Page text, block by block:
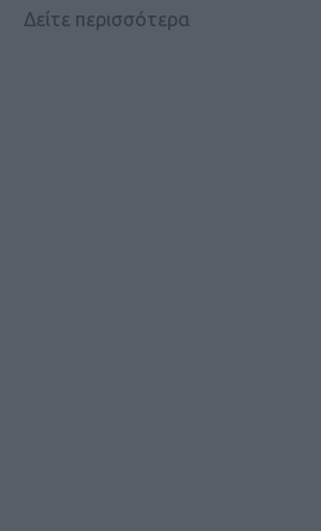
Δείτε περισσότερα